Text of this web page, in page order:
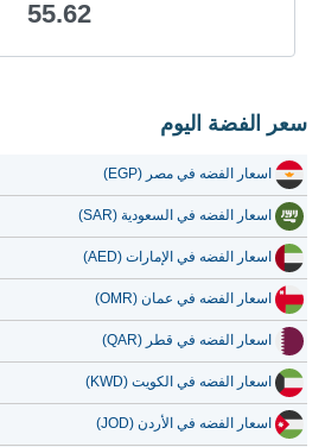
17 يوليو 2026
16 يوليو 2026
15 يوليو 2026 50.26
14 يوليو 2026 51.48
13 يوليو 2026
12 يوليو 2026
11 يوليو 2026
10 يوليو 2026
55.62
سعر الفضة اليوم
اسعار الفضه في مصر (EGP)
اسعار الفضه في السعودية (SAR)
اسعار الفضه في الإمارات (AED)
اسعار الفضه في عمان (OMR)
اسعار الفضه في قطر (QAR)
اسعار الفضه في الكويت (KWD)
اسعار الفضه في الأردن (JOD)